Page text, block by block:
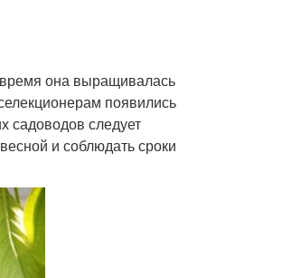
она выращивалась
появились
садоводов следует
и соблюдать сроки